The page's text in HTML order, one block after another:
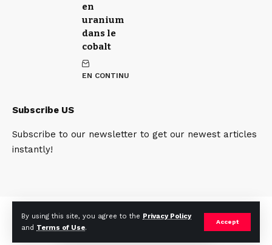
By using this site, you agree to the Privacy Policy
and Terms of Use.
Accept
en
uranium
dans le
cobalt
EN CONTINU
Subscribe US
Subscribe to our newsletter to get our newest articles
instantly!
© 2025. mines.cd. All Rights Reserved.
Qui sommes nous Contact Team